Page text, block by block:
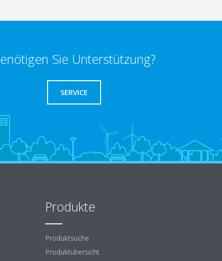
Sie Unterstützung?
SERVICE
Produkte
Produktsuche
Produktübersicht